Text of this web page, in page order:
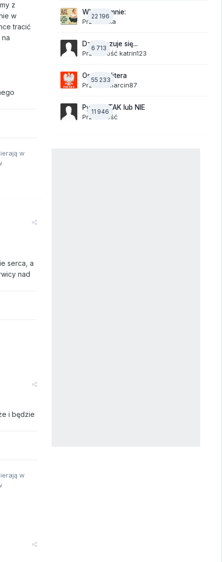
z
w
tracić
w
serca, a
nad
i będzie
w
22 196
Wkurza mnie:
Przez
linka
6 713
Dzisiaj czuje się...
Przez Gość katrin123
55 233
Ostatnia litera
Przez
19Marcin87
11 946
Pytania TAK lub NIE
Przez Gość